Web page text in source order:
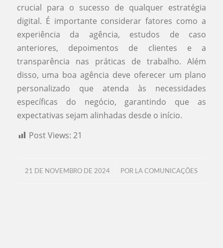
crucial para o sucesso de qualquer estratégia
digital. É importante considerar fatores como a
experiência da agência, estudos de caso
anteriores, depoimentos de clientes e a
transparência nas práticas de trabalho. Além
disso, uma boa agência deve oferecer um plano
personalizado que atenda às necessidades
específicas do negócio, garantindo que as
expectativas sejam alinhadas desde o início.
Post Views: 21
21 DE NOVEMBRO DE 2024
/ POR LA COMUNICAÇÕES